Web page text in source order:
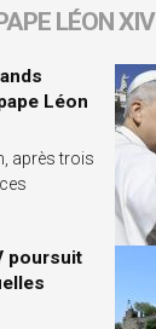
LÉON XIV
Léon
après trois
poursuit